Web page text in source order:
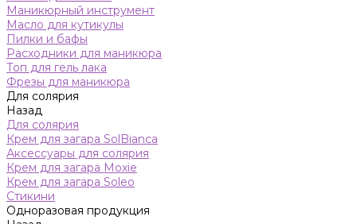
Маникюрный инструмент
Масло для кутикулы
Пилки и бафы
Расходники для маникюра
Топ для гель лака
Фрезы для маникюра
Для солярия
Назад
Для солярия
Крем для загара SolBianca
Аксессуары для солярия
Крем для загара Moxie
Крем для загара Soleo
Стикини
Одноразовая продукция